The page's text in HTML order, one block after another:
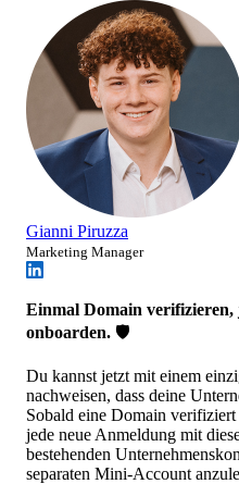
Gianni Piruzza
Marketing Manager
Einmal Domain verifizieren,
onboarden. 🛡️
Du kannst jetzt mit einem
nachweisen, dass deine
Sobald eine Domain verifiziert
jede neue Anmeldung mit
bestehenden
separaten Mini-Account